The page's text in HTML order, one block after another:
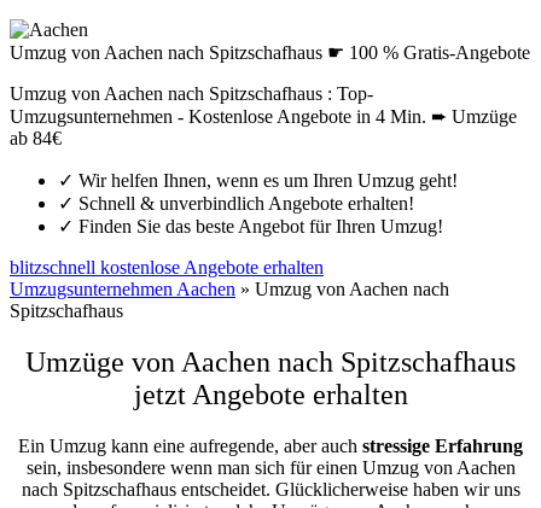
Umzug von Aachen nach Spitzschafhaus ☛ 100 % Gratis-Angebote
Umzug von Aachen nach Spitzschafhaus : Top-
Umzugsunternehmen - Kostenlose Angebote in 4 Min. ➨ Umzüge
ab 84€
✓ Wir helfen Ihnen, wenn es um Ihren Umzug geht!
✓ Schnell & unverbindlich Angebote erhalten!
✓ Finden Sie das beste Angebot für Ihren Umzug!
blitzschnell kostenlose Angebote erhalten
Umzugsunternehmen Aachen » Umzug von Aachen nach
Spitzschafhaus
Umzüge von Aachen nach Spitzschafhaus
jetzt Angebote erhalten
Ein Umzug kann eine aufregende, aber auch stressige Erfahrung
sein, insbesondere wenn man sich für einen Umzug von Aachen
nach Spitzschafhaus entscheidet. Glücklicherweise haben wir uns